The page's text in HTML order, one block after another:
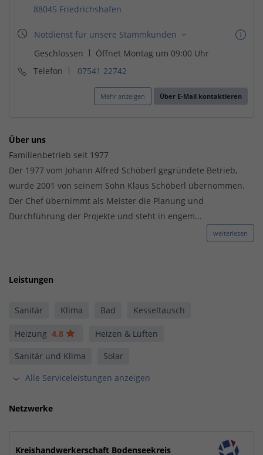
88045 Friedrichshafen
Telefon 07541 22742
Mehr anzeigen Über E-Mail kontaktieren
Über uns
Familienbetrieb seit 1977
Der 1977 vom Johann Alfred Schöberl gegründete Betrieb,
wurde 2001 von seinem Sohn Klaus Schöberl übernommen.
Der Chef übernimmt als Meister die Planung und
Durchführung der Projekte und steht in engem...
weiterlesen
Leistungen
Sanitär Klima Bad Kesseltausch
Heizung 4,8
Heizen & Lüften
Sanitär und Klima
Solar
Alle Serviceleistungen anzeigen
Netzwerke
Kreishandwerkerschaft Bodenseekreis